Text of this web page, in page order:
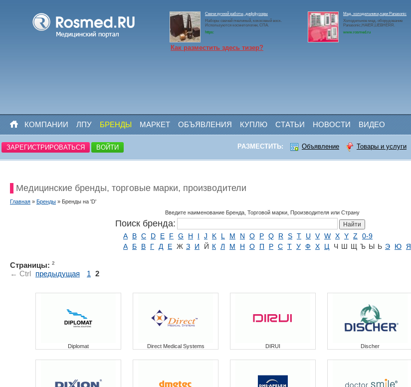
Свечи ручной работы, диффузоры
Наборы свечей пчелиный, кокосовый воск.
Используются косметологии, СПА.
https:
Мед. холодильники,лари Panasonic
Холодильное мед. оборудование
Panasonic,HAIER,LIEBHERR.
www.rosmed.ru
Как разместить здесь тизер?
КОМПАНИИ ЛПУ БРЕНДЫ МАРКЕТ ОБЪЯВЛЕНИЯ КУПЛЮ СТАТЬИ НОВОСТИ ВИДЕО
ЗАРЕГИСТРИРОВАТЬСЯ ВОЙТИ РАЗМЕСТИТЬ: Объявление Товары и услуги
Медицинские бренды, торговые марки, производители
Главная » Бренды » Бренды на 'D'
Введите наименование Бренда, Торговой марки, Производителя или Страну
Поиск бренда:
A B C D E F G H I J K L M N O P Q R S T U V W X Y Z
0-9
А
Б В Г Д Е Ж З И Й К Л М Н О П Р С Т У Ф Х Ц Ч Ш Щ Ъ Ы Ь Э Ю Я
Страницы: 2
← Ctrl предыдущая 1 2
Diplomat Direct Medical Systems DIRUI Discher